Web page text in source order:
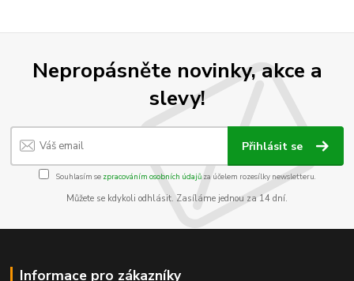
Nepropásněte novinky, akce a
slevy!
Přihlásit se
Souhlasím se zpracováním osobních údajůza účelem rozesílky newsletteru.
Můžete se kdykoli odhlásit. Zasíláme jednou za 14 dní.
Informace pro zákazníky